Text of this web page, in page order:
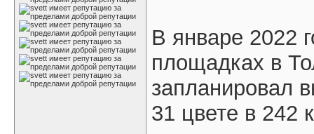
В январе 2022
площадках в
запланировал
31 цвете в 242